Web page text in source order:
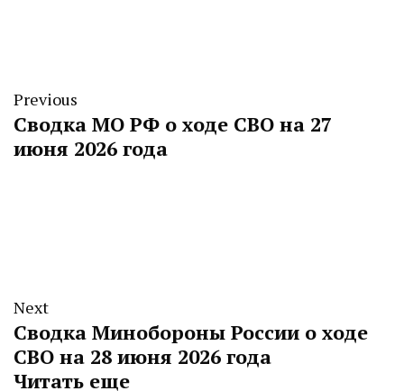
Previous
Сводка МО РФ о ходе СВО на 27
июня 2026 года
Next
Сводка Минобороны России о ходе
СВО на 28 июня 2026 года
Читать еще